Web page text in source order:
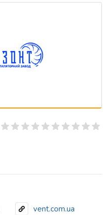
vent.com.ua